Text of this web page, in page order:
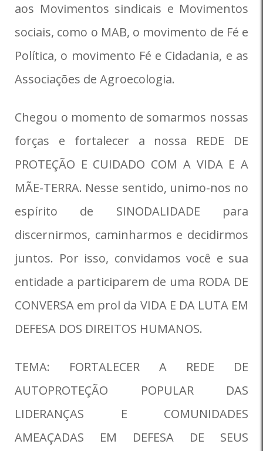
aos Movimentos sindicais e Movimentos
sociais, como o MAB, o movimento de Fé e
Política, o movimento Fé e Cidadania, e as
Associações de Agroecologia.
Chegou o momento de somarmos nossas
forças e fortalecer a nossa REDE DE
PROTEÇÃO E CUIDADO COM A VIDA E A
MÃE-TERRA. Nesse sentido, unimo-nos no
espírito de SINODALIDADE para
discernirmos, caminharmos e decidirmos
juntos. Por isso, convidamos você e sua
entidade a participarem de uma RODA DE
CONVERSA em prol da VIDA E DA LUTA EM
DEFESA DOS DIREITOS HUMANOS.
TEMA: FORTALECER A REDE DE
AUTOPROTEÇÃO POPULAR DAS
LIDERANÇAS E COMUNIDADES
AMEAÇADAS EM DEFESA DE SEUS